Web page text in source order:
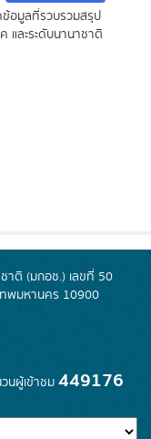
ข้อมูลที่รวบรวมสรุป
และระดับนานาชาติ
าติ (มกอช.) เลขที่ 50
พมหานคร 10900
นผู้เข้าชม 449176